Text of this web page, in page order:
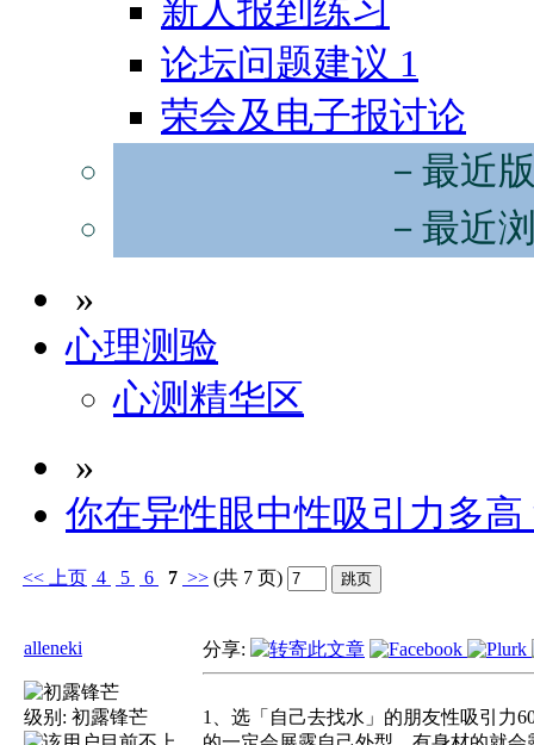
新人报到练习
论坛问题建议 1
荣会及电子报讨论
－最近
－最近
»
心理测验
心测精华区
»
你在异性眼中性吸引力多高
<< 上页 4 5 6 7 >> (共 7 页)
alleneki
级别: 初露锋芒
分享:
1、选「自己去找水」的朋友性吸引力